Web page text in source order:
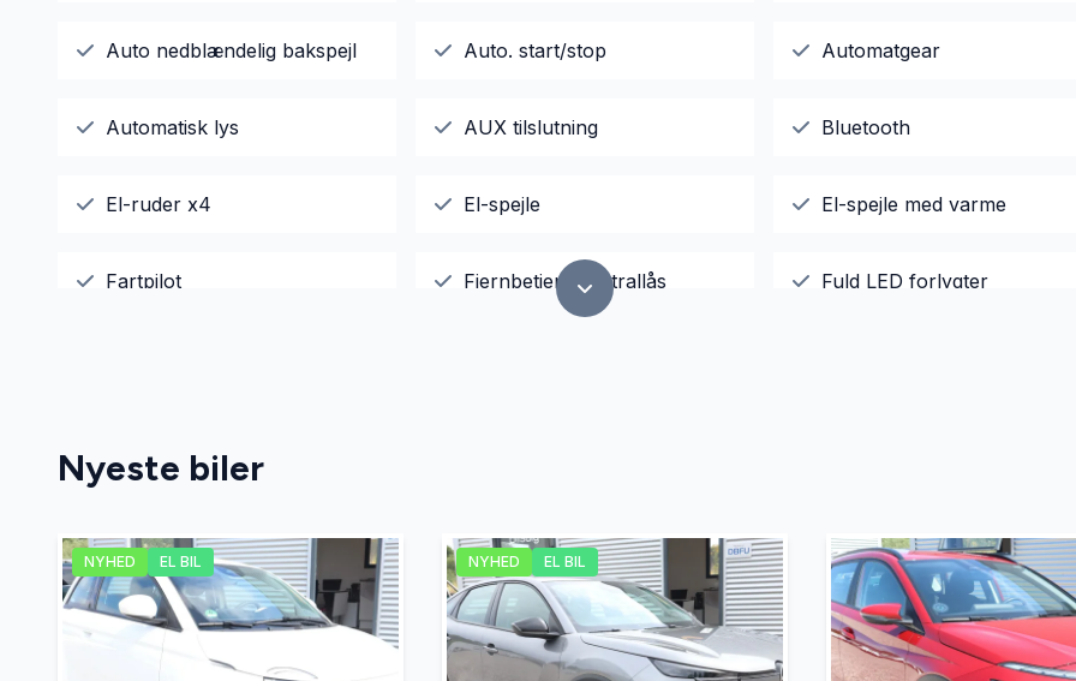
Auto nedblændelig bakspejl Auto. start/stop Automatgear
Automatisk lys AUX tilslutning Bluetooth
El-ruder x4 El-spejle El-spejle med varme
Fartpilot Fjernbetjent centrallås Fuld LED forlygter
Service OK Servostyring Splitbagsæder
Startspærre Stofsæder Tonede ruder
Nyeste biler
NYHED EL BIL NYHED EL BIL